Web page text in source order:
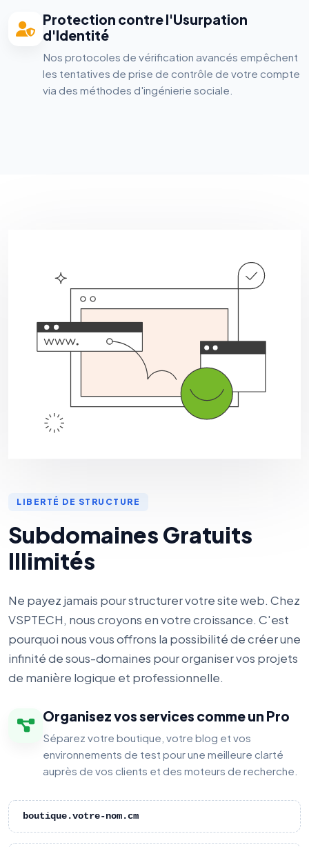
Protection contre l'Usurpation
d'Identité
Nos protocoles de vérification avancés empêchent
les tentatives de prise de contrôle de votre compte
via des méthodes d'ingénierie sociale.
LIBERTÉ DE STRUCTURE
Subdomaines Gratuits
Illimités
Ne payez jamais pour structurer votre site web. Chez
VSPTECH, nous croyons en votre croissance. C'est
pourquoi nous vous offrons la possibilité de créer une
infinité de sous-domaines pour organiser vos projets
de manière logique et professionnelle.
Organisez vos services comme un Pro
Séparez votre boutique, votre blog et vos
environnements de test pour une meilleure clarté
auprès de vos clients et des moteurs de recherche.
boutique.votre-nom.cm